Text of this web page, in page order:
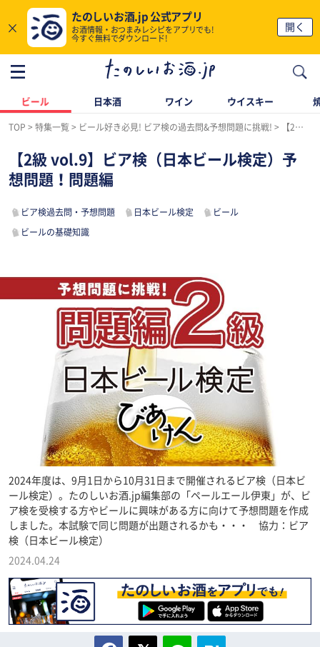
×
たのしいお酒.jp 公式アプリ
お酒情報・おつまみレシピをアプリでも!
今すぐ無料でダウンロード!
開く
ビール 日本酒 ワイン ウイスキー
TOP 特集一覧 ビール好き必見! ビア検の過去問&予想問題に挑戦! 【2級 vol.9】ビア検（日本ビール検定）予想問題！問題編
【2級 vol.9】ビア検（日本ビール検定）予
想問題！問題編
ビア検過去問・予想問題 日本ビール検定 ビール
ビールの基礎知識
2024年度は、9月1日から10月31日まで開催されるビア検（日本ビ
ール検定）。たのしいお酒.jp編集部の「ペールエール伊東」が、ビ
ア検を受検する方やビールに興味がある方に向けて予想問題を作成
しました。本試験で同じ問題が出題されるかも・・・ 協力：ビア
検（日本ビール検定）
2024.04.24